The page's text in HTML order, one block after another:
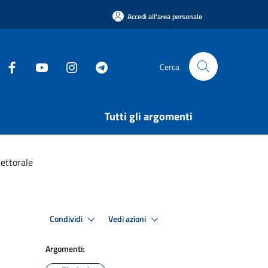
Accedi all'area personale
Cerca
Tutti gli argomenti
Condividi Vedi azioni
Argomenti: